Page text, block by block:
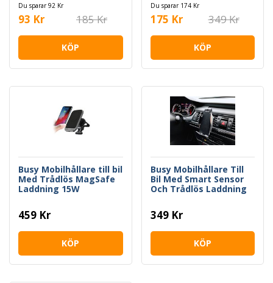
Du sparar 92 Kr
93 Kr 185 Kr
KÖP
Du sparar 174 Kr
175 Kr 349 Kr
KÖP
Busy Mobilhållare till bil
Med Trådlös MagSafe
Laddning 15W
459 Kr
KÖP
Busy Mobilhållare Till
Bil Med Smart Sensor
Och Trådlös Laddning
349 Kr
KÖP